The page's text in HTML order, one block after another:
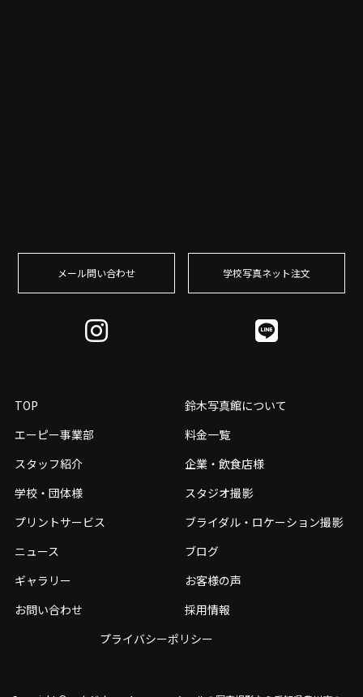
メール問い合わせ 学校写真ネット注⽂
TOP
鈴木写真館について
エーピー事業部
料金一覧
スタッフ紹介
企業・飲食店様
学校・団体様
スタジオ撮影
プリントサービス
ブライダル・ロケーション撮影
ニュース
ブログ
ギャラリー
お客様の声
お問い合わせ
採用情報
プライバシーポリシー